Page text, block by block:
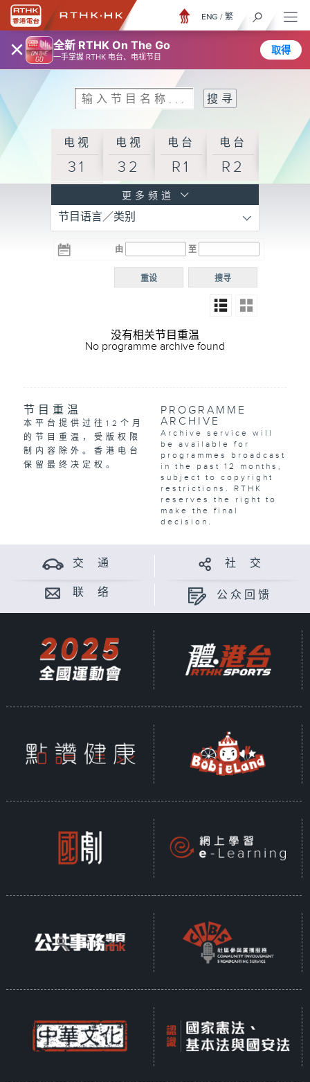
× 全新 RTHK On The Go
一手掌握 RTHK 电台、电视节目
取得
ENG / 繁
电视
31
电视
32
电台
R1
电台
R2
R3
电台 电台
R5
电台
普通
更多频道
节目语言／类别
由 至
搜寻
重设
没有相关节目重温
No programme archive found
节目重温
本平台提供过往12个月
的节目重温，受版权限
制内容除外。香港电台
保留最终决定权。
PROGRAMME
ARCHIVE
Archive service will
be available for
programmes broadcast
in the past 12 months,
subject to copyright
restrictions. RTHK
reserves the right to
make the final
decision.
交 通 社 交
联 络 公众回馈